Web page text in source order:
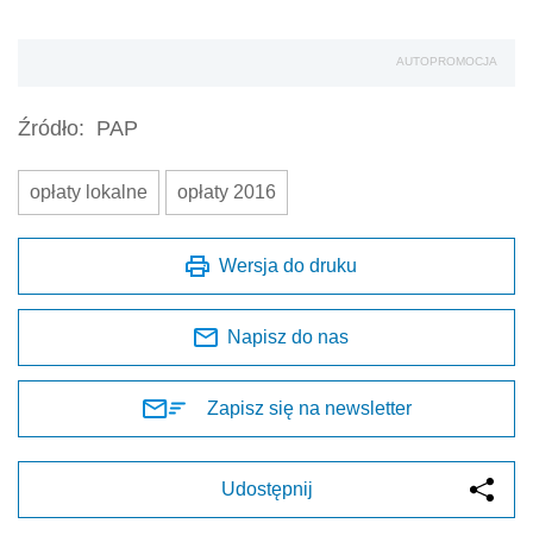
AUTOPROMOCJA
Źródło: PAP
opłaty lokalne opłaty 2016
Wersja do druku
Napisz do nas
Zapisz się na newsletter
Udostępnij